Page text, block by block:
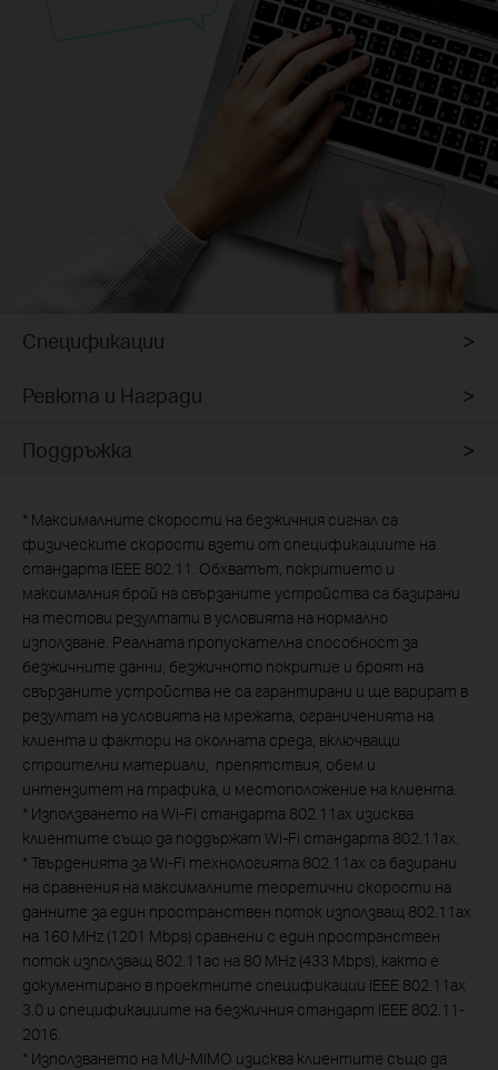
Спецификации
Ревюта и Награди
Поддръжка
* Максималните скорости на безжичния сигнал са
физическите скорости взети от спецификациите на
стандарта IEEE 802.11. Обхватът, покритието и
максималния брой на свързаните устройства са базирани
на тестови резултати в условията на нормално
използване. Реалната пропускателна способност за
безжичните данни, безжичното покритие и броят на
свързаните устройства не са гарантирани и ще варират в
резултат на условията на мрежата, ограниченията на
клиента и фактори на околната среда, включващи
строителни материали, препятствия, обем и
интензитет на трафика, и местоположение на клиента.
* Използването на Wi-Fi стандарта 802.11ax изисква
клиентите също да поддържат Wi-Fi стандарта 802.11ax.
* Твърденията за Wi-Fi технологията 802.11ax са базирани
на сравнения на максималните теоретични скорости на
данните за един пространствен поток използващ 802.11ax
на 160 MHz (1201 Mbps) сравнени с един пространствен
поток използващ 802.11ac на 80 MHz (433 Mbps), както е
документирано в проектните спецификации IEEE 802.11ax
3.0 и спецификациите на безжичния стандарт IEEE 802.11-
2016.
* Използването на MU-MIMO изисква клиентите също да